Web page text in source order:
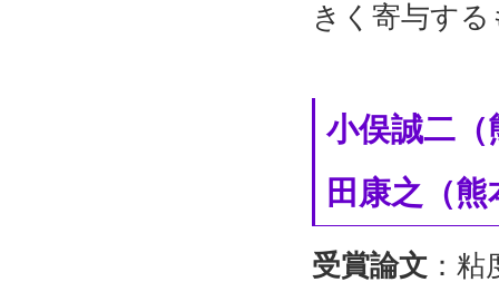
きく寄与す
小俣誠二（
田康之（
受賞論文 ：